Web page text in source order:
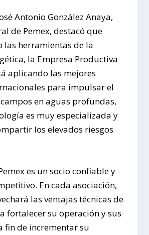
Antonio González Anaya,
de Pemex, destacó que
las herramientas de la
la Empresa Productiva
aplicando las mejores
para impulsar el
en aguas profundas,
es muy especializada y
los elevados riesgos
es un socio confiable y
En cada asociación,
las ventajas técnicas de
fortalecer su operación y sus
fin de incrementar su